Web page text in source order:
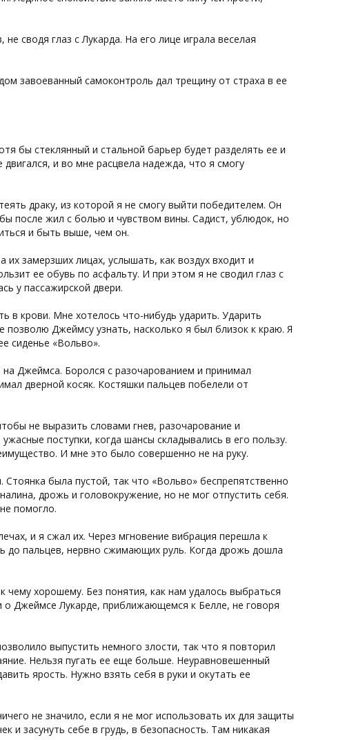
сводя глаз с Лукарда. На его лице играла веселая
завоеванный самоконтроль дал трещину от страха в ее
бы стеклянный и стальной барьер будет разделять ее и
и во мне расцвела надежда, что я смогу
драку, из которой я не смогу выйти победителем. Он
после жил с болью и чувством вины. Садист, ублюдок, но
и быть выше, чем он.
замерзших лицах, услышать, как воздух входит и
ее обувь по асфальту. И при этом я не сводил глаз с
у пассажирской двери.
в крови. Мне хотелось что-нибудь ударить. Ударить
Джеймсу узнать, насколько я был близок к краю. Я
сиденье «Вольво».
Джеймса. Боролся с разочарованием и принимал
дверной косяк. Костяшки пальцев побелели от
не выразить словами гнев, разочарование и
поступки, когда шансы складывались в его пользу.
И мне это было совершенно не на руку.
была пустой, так что «Вольво» беспрепятственно
дрожь и головокружение, но не мог отпустить себя.
помогло.
и я сжал их. Через мгновение вибрация перешла к
до пальцев, нервно сжимающих руль. Когда дрожь дошла
чему хорошему. Без понятия, как нам удалось выбраться
Джеймсе Лукарде, приближающемся к Белле, не говоря
выпустить немного злости, так что я повторил
Нельзя пугать ее еще больше. Неуравновешенный
ярость. Нужно взять себя в руки и окутать ее
не значило, если я не мог использовать их для защиты
и засунуть себе в грудь, в безопасность. Там никакая